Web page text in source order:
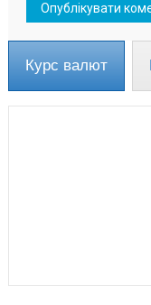
Курс валют